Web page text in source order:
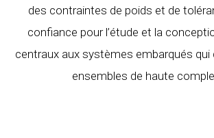
des contraintes de poids et de
confiance pour l’étude et la
centraux aux systèmes embarqués
ensembles de haute